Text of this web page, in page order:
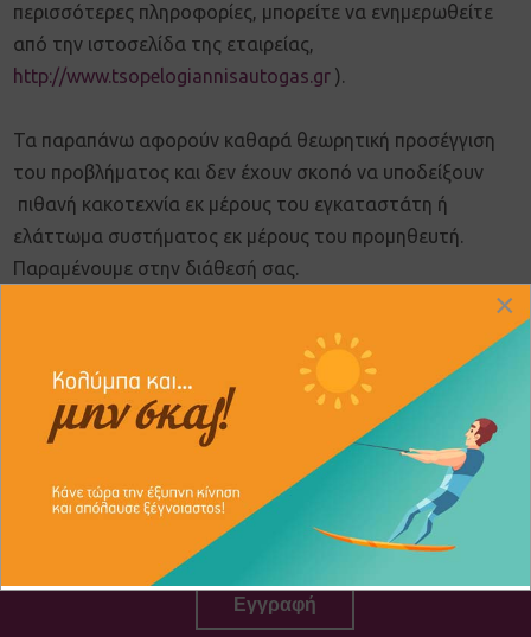
περισσότερες πληροφορίες, μπορείτε να ενημερωθείτε
από την ιστοσελίδα της εταιρείας,
http://www.tsopelogiannisautogas.gr ).
Τα παραπάνω αφορούν καθαρά θεωρητική προσέγγιση
του προβλήματος και δεν έχουν σκοπό να υποδείξουν
πιθανή κακοτεχνία εκ μέρους του εγκαταστάτη ή
ελάττωμα συστήματος εκ μέρους του προμηθευτή.
Παραμένουμε στην διάθεσή σας.
Εγγραφείτε στο newsletter μας:
Συμφωνώ με την πολιτική χρήσης και προστασίας
προσωπικών δεδομένων.
×